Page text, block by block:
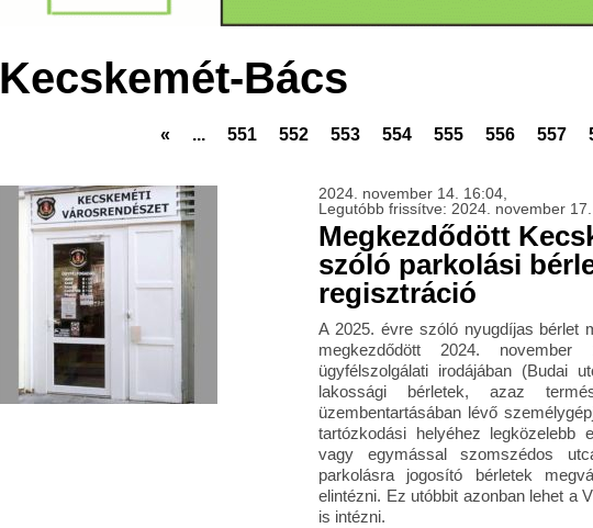
Kecskemét-Bács
« ... 551 552 553 554 555 556 557
2024. november 14. 16:04,
Legutóbb frissítve: 2024. november
Megkezdődött
szóló parkolási
regisztráció
A 2025. évre szóló nyugdíjas bérlet
megkezdődött 2024.
ügyfélszolgálati irodájában (Budai
lakossági bérletek, azaz
üzembentartásában lévő
tartózkodási helyéhez legközelebb
vagy egymással szomszédos
parkolásra jogosító bérletek
elintézni. Ez utóbbit azonban lehet a
is intézni.